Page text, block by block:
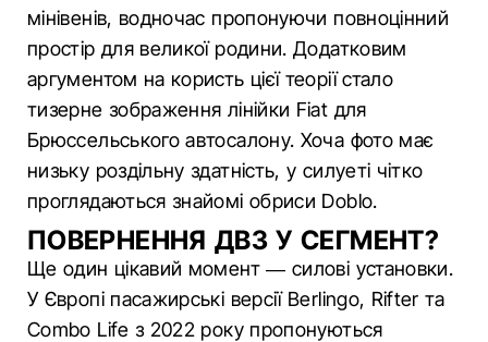
мінівенів, водночас пропонуючи повноцінний
простір для великої родини. Додатковим
аргументом на користь цієї теорії стало
тизерне зображення лінійки Fiat для
Брюссельського автосалону. Хоча фото має
низьку роздільну здатність, у силуеті чітко
проглядаються знайомі обриси Doblo.
ПОВЕРНЕННЯ ДВЗ У СЕГМЕНТ?
Ще один цікавий момент — силові установки.
У Європі пасажирські версії Berlingo, Rifter та
Combo Life з 2022 року пропонуються